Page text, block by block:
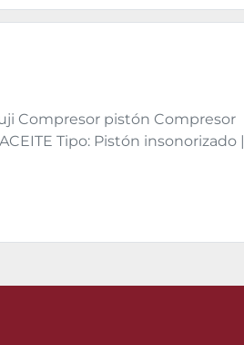
Compresor pistón Compresor
Tipo: Pistón insonorizado |